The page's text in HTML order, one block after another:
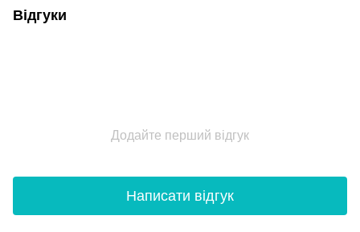
Відгуки
Додайте перший відгук
Написати відгук